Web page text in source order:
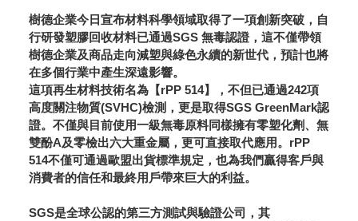
樹德企業今日宣布材料科學領域取得了一項創新突破，自
行研發塑膠回收材料已通過SGS 無毒認證，這不僅帶領
樹德企業及商品走向減塑與綠色永續的新世代，預計也將
在多個行業中產生深遠影響。
這項再生材料技術名為【rPP 514】，不但已通過242項
高度關注物質(SVHC)檢測，更是取得SGS GreenMark認
證。不僅與目前使用一級無毒原料同樣擁有零塑化劑、無
雙酚A及零檢出六大重金屬，更可直接取代應用。rPP
514不僅可通過歐盟出貨標準規定，也為我們贏得客戶與
消費者的信任和最終用戶帶來巨大的利益。
SGS是全球公認的第三方測試與驗證公司，其